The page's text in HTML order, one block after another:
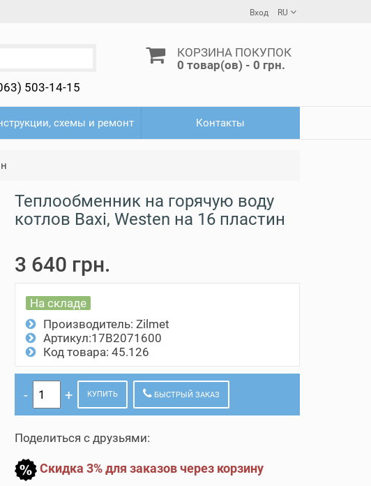
Вход RU
503-14-15
КОРЗИНА ПОКУПОК
0 товар(ов) - 0 грн.
схемы и ремонт Контакты
Next
Теплообменник на горячую воду
котлов Baxi, Westen на 16 пластин
3 640 грн.
На складе
Производитель:Zilmet
Артикул:17B2071600
Код товара: 45.126
КУПИТЬ БЫСТРЫЙ ЗАКАЗ
Поделиться с друзьями:
Скидка 3% для заказов через корзину